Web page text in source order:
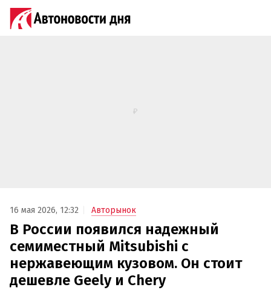
16 мая 2026, 12:32 Авторынок
В России появился надежный
семиместный Mitsubishi с
нержавеющим кузовом. Он стоит
дешевле Geely и Chery